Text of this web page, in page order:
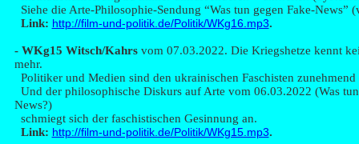
Siehe die Arte-Philosophie-Sendung “Was tun gegen Fake-News”
Link: http://film-und-politik.de/Politik/WKg16.mp3.
- WKg15 Witsch/Kahrs vom 07.03.2022. Die Kriegshetze kennt
mehr.
Politiker und Medien sind den ukrainischen Faschisten zunehmend
Und der philosophische Diskurs auf Arte vom 06.03.2022 (Was
News?)
schmiegt sich der faschistischen Gesinnung an.
Link: http://film-und-politik.de/Politik/WKg15.mp3.